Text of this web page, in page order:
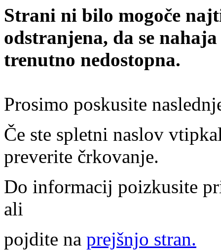
Strani ni bilo mogoče
odstranjena, da se
trenutno nedostopna.
Prosimo poskusite
Če ste spletni naslov
preverite črkovanje.
Do informacij poizkusite
ali
pojdite na prejšnjo stran.